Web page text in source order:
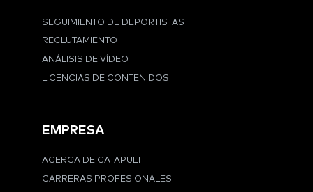
SEGUIMIENTO DE DEPORTISTAS
RECLUTAMIENTO
ANÁLISIS DE VÍDEO
LICENCIAS DE CONTENIDOS
EMPRESA
ACERCA DE CATAPULT
CARRERAS PROFESIONALES